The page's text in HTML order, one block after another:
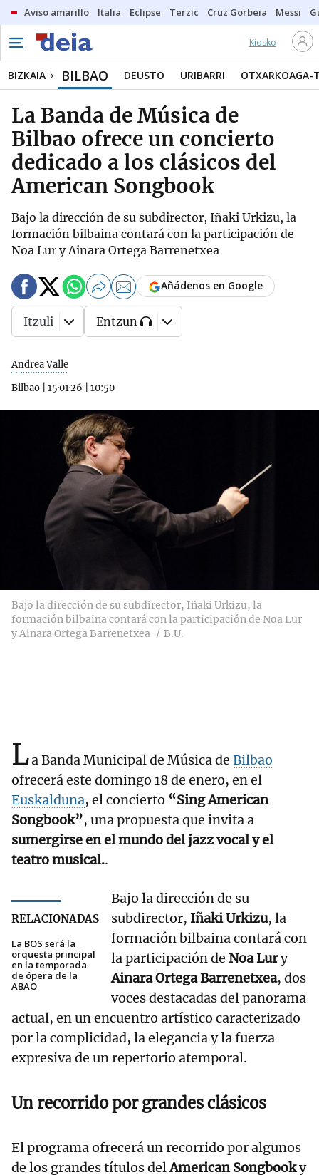
Aviso amarillo Italia Eclipse Terzic Cruz Gorbeia Messi
Kiosko
BIZKAIA BILBAO DEUSTO URIBARRI OTXARKOAGA-
La Banda de Música de
Bilbao ofrece un concierto
dedicado a los clásicos del
American Songbook
Bajo la dirección de su subdirector, Iñaki Urkizu, la
formación bilbaina contará con la participación de
Noa Lur y Ainara Ortega Barrenetxea
Andrea Valle
Bilbao
15·01·26 10:50
Añádenos en Google
Itzuli Entzun
Bajo la dirección de su subdirector, Iñaki Urkizu, la
formación bilbaina contará con la participación de Noa Lur
y Ainara Ortega Barrenetxea
B.U.
La Banda Municipal de Música de Bilbao
ofrecerá este domingo 18 de enero, en el
Euskalduna, el concierto “Sing American
Songbook”, una propuesta que invita a
sumergirse en el mundo del jazz vocal y el
teatro musical..
RELACIONADAS
La BOS será la
orquesta principal
en la temporada
de ópera de la
ABAO
Bajo la dirección de su
subdirector, Iñaki Urkizu, la
formación bilbaina contará con
la participación de Noa Lury
Ainara Ortega Barrenetxea, dos
voces destacadas del panorama
actual, en un encuentro artístico caracterizado
por la complicidad, la elegancia y la fuerza
expresiva de un repertorio atemporal.
Un recorrido por grandes clásicos
El programa ofrecerá un recorrido por algunos
de los grandes títulos delAmerican Songbooky